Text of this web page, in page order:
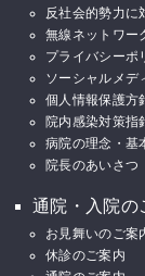
反社会的勢力に
無線ネットワー
プライバシーポ
ソーシャルメデ
個人情報保護方
院内感染対策指
病院の理念・基
院長のあいさつ
通院・入院の
お見舞いのご案
休診のご案内